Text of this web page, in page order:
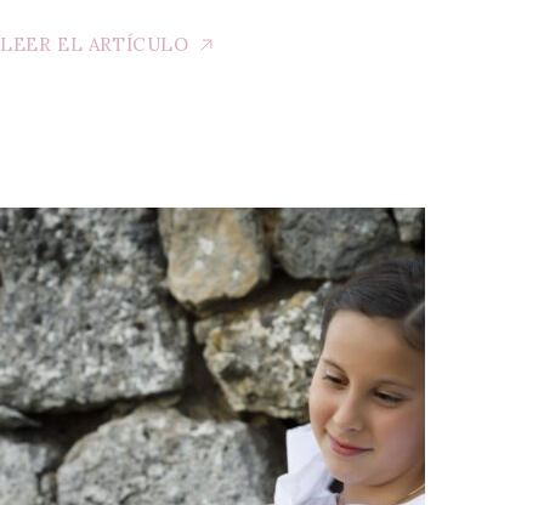
LEER EL ARTÍCULO